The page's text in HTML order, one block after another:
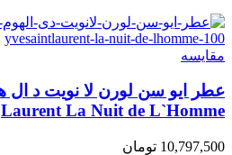
مقایسه
Laurent La Nuit de L`Homme
10,797,500 تومان